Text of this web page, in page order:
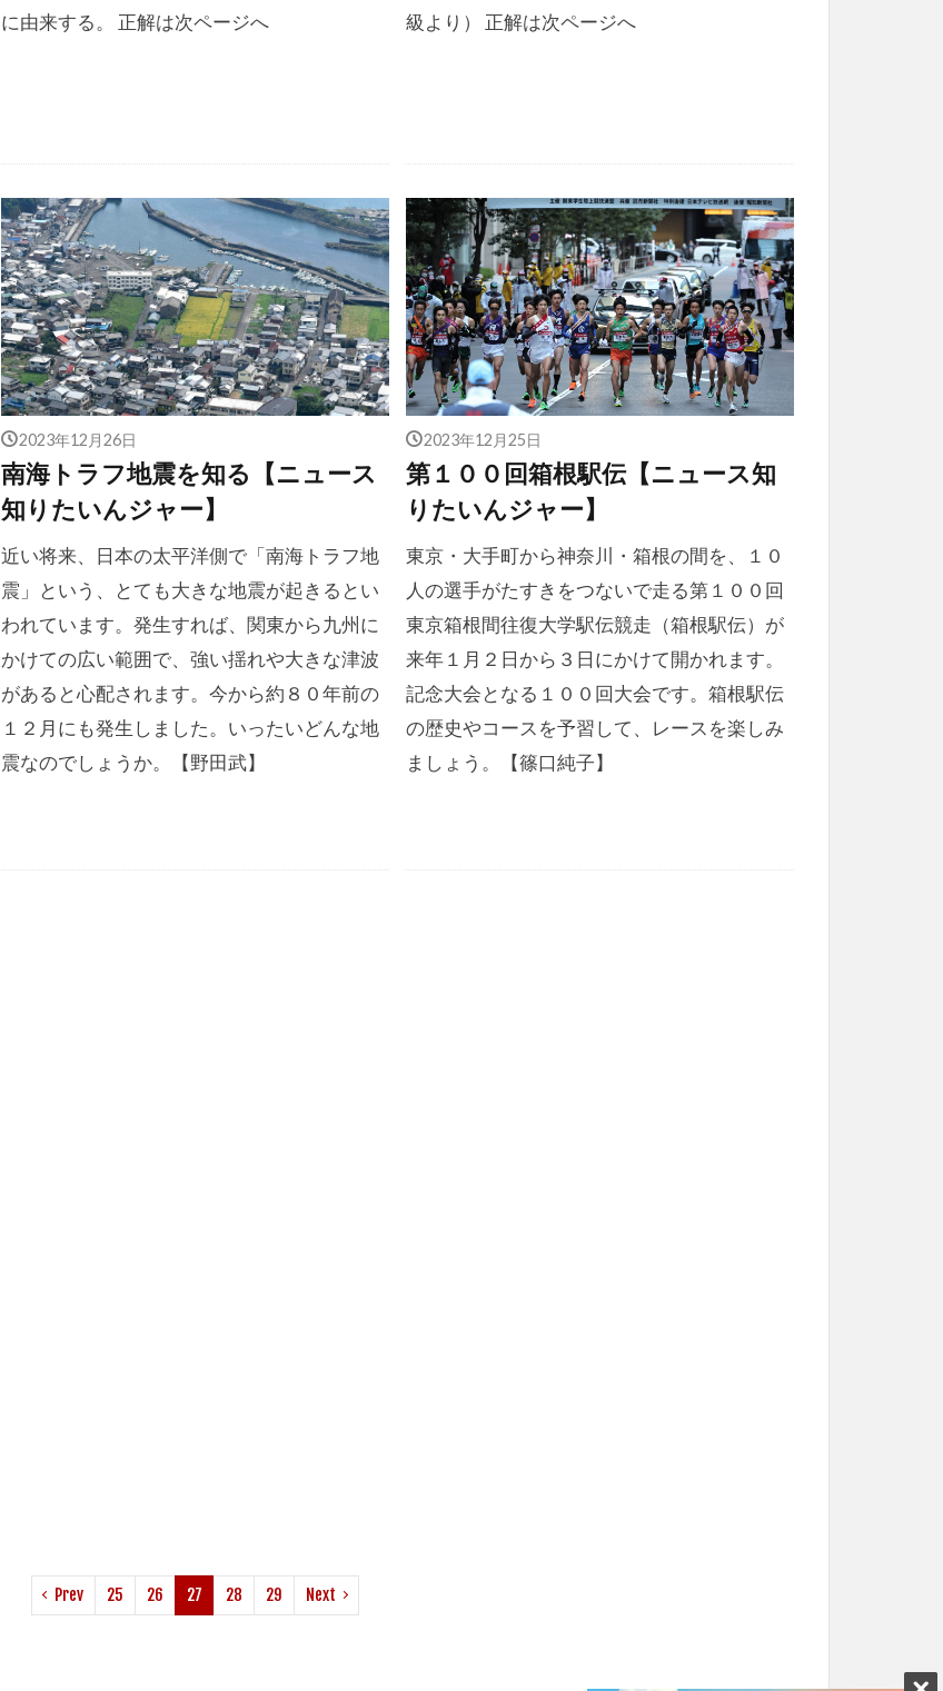
に由来する。 正解は次ページへ
級より） 正解は次ページへ
2023年12月26日
南海トラフ地震を知る【ニュース
知りたいんジャー】
近い将来、日本の太平洋側で「南海トラフ地
震」という、とても大きな地震が起きるとい
われています。発生すれば、関東から九州に
かけての広い範囲で、強い揺れや大きな津波
があると心配されます。今から約８０年前の
１２月にも発生しました。いったいどんな地
震なのでしょうか。【野田武】
2023年12月25日
第１００回箱根駅伝【ニュース知
りたいんジャー】
東京・大手町から神奈川・箱根の間を、１０
人の選手がたすきをつないで走る第１００回
東京箱根間往復大学駅伝競走（箱根駅伝）が
来年１月２日から３日にかけて開かれます。
記念大会となる１００回大会です。箱根駅伝
の歴史やコースを予習して、レースを楽しみ
ましょう。【篠口純子】
Prev 25 26 27 28 29 Next